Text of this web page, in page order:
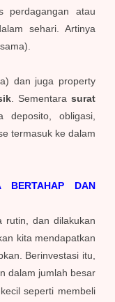
perdagangan atau
sehari. Artinya
dan juga property
. Sementara surat
deposito, obligasi,
termasuk ke dalam
BERTAHAP DAN
rutin, dan dilakukan
kita mendapatkan
Berinvestasi itu,
dalam jumlah besar
seperti membeli